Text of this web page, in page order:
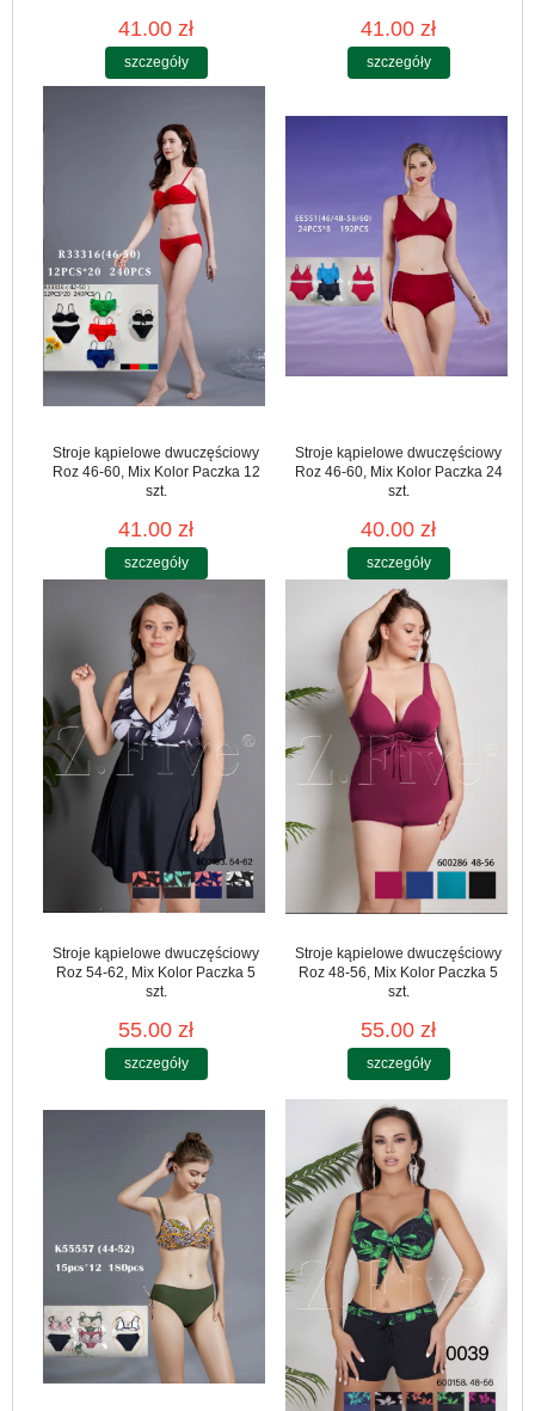
41.00 zł
szczegóły
41.00 zł
szczegóły
Stroje kąpielowe dwuczęściowy
Roz 46-60, Mix Kolor Paczka 12
szt.
41.00 zł
szczegóły
Stroje kąpielowe dwuczęściowy
Roz 46-60, Mix Kolor Paczka 24
szt.
40.00 zł
szczegóły
Stroje kąpielowe dwuczęściowy
Roz 54-62, Mix Kolor Paczka 5
szt.
55.00 zł
szczegóły
Stroje kąpielowe dwuczęściowy
Roz 48-56, Mix Kolor Paczka 5
szt.
55.00 zł
szczegóły